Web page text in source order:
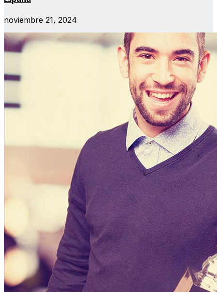
noviembre 21, 2024